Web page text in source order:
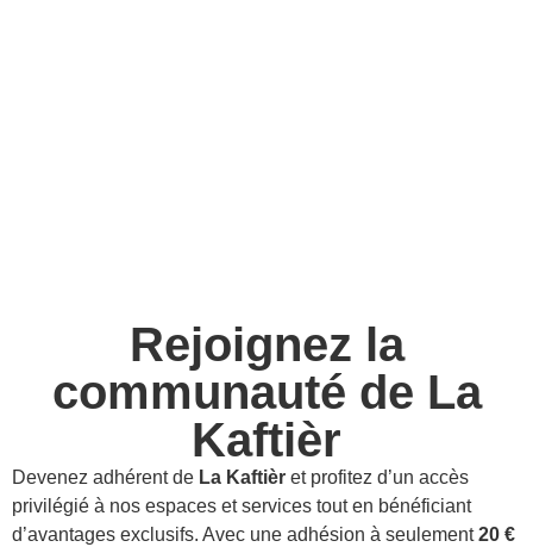
Rejoignez la
communauté de La
Kaftièr
Devenez adhérent de La Kaftièr et profitez d’un accès
privilégié à nos espaces et services tout en bénéficiant
d’avantages exclusifs. Avec une adhésion à seulement20 €